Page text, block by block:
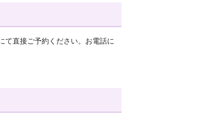
て直接ご予約ください。お電話に